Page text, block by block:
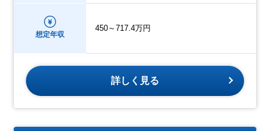
想定年収
450～717.4万円
詳しく見る